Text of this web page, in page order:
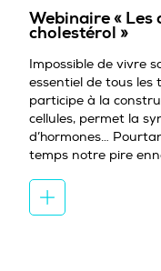
Webinaire « Les
cholestérol »
Impossible de vivre
essentiel de tous les
participe à la
cellules, permet la
d’hormones…
temps notre pire